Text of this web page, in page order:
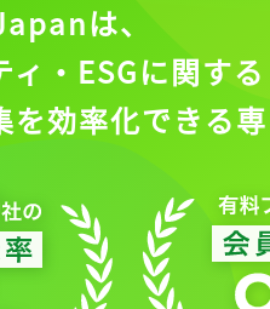
は、
・ESGに関する
を効率化できる